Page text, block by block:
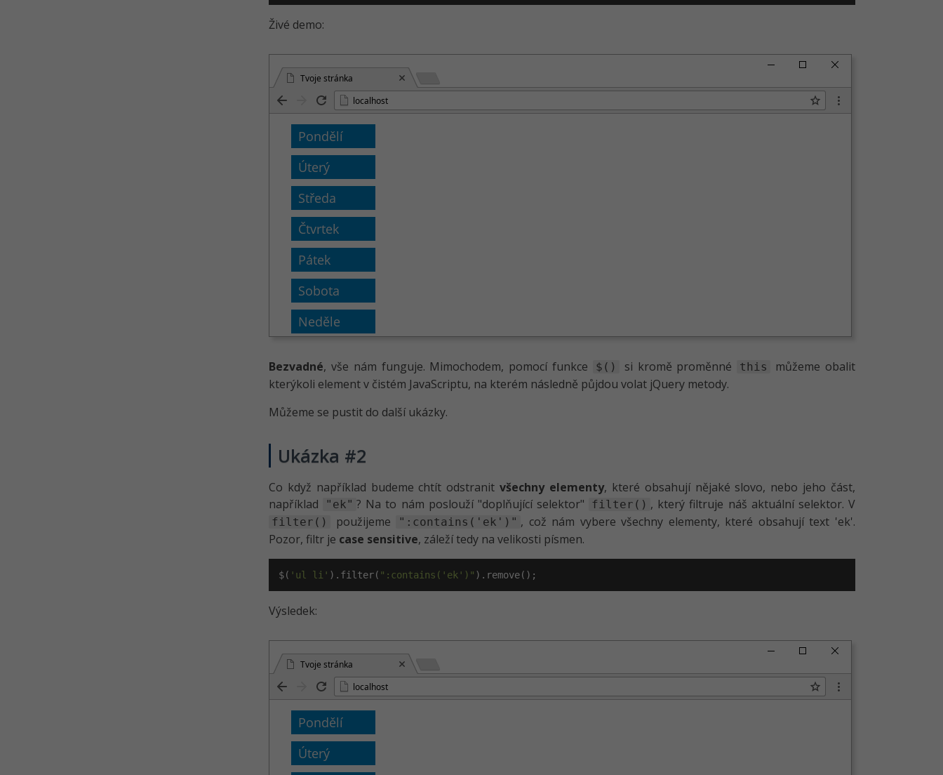
Živé demo:
Tvoje stránka
localhost
Bezvadné, vše nám funguje. Mimochodem, pomocí funkce $() si kromě proměnné this
můžeme obalit
kterýkoli element v čistém JavaScriptu, na kterém následně půjdou volat jQuery metody.
Můžeme se pustit do další ukázky.
Ukázka #2
Co když například budeme chtít odstranitvšechny elementy, které obsahují nějaké slovo, nebo jeho část,
například
"ek" ? Na to nám poslouží "doplňující selektor" filter() , který filtruje náš aktuální selektor. V
filter() použijeme ":contains('ek')" , což nám vybere všechny elementy, které obsahují text 'ek'.
Pozor, filtr je case sensitive, záleží tedy na velikosti písmen.
$( 'ul li' ).filter( ":contains('ek')" ).remove();
Výsledek:
Tvoje stránka
localhost